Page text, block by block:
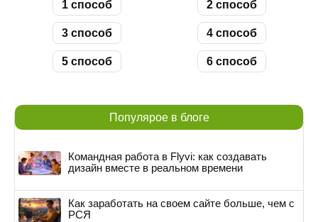
1 способ 2 способ
3 способ 4 способ
5 способ 6 способ
Популярое в блоге
Командная работа в Flyvi: как создавать
дизайн вместе в реальном времени
Как заработать на своем сайте больше, чем с
РСЯ